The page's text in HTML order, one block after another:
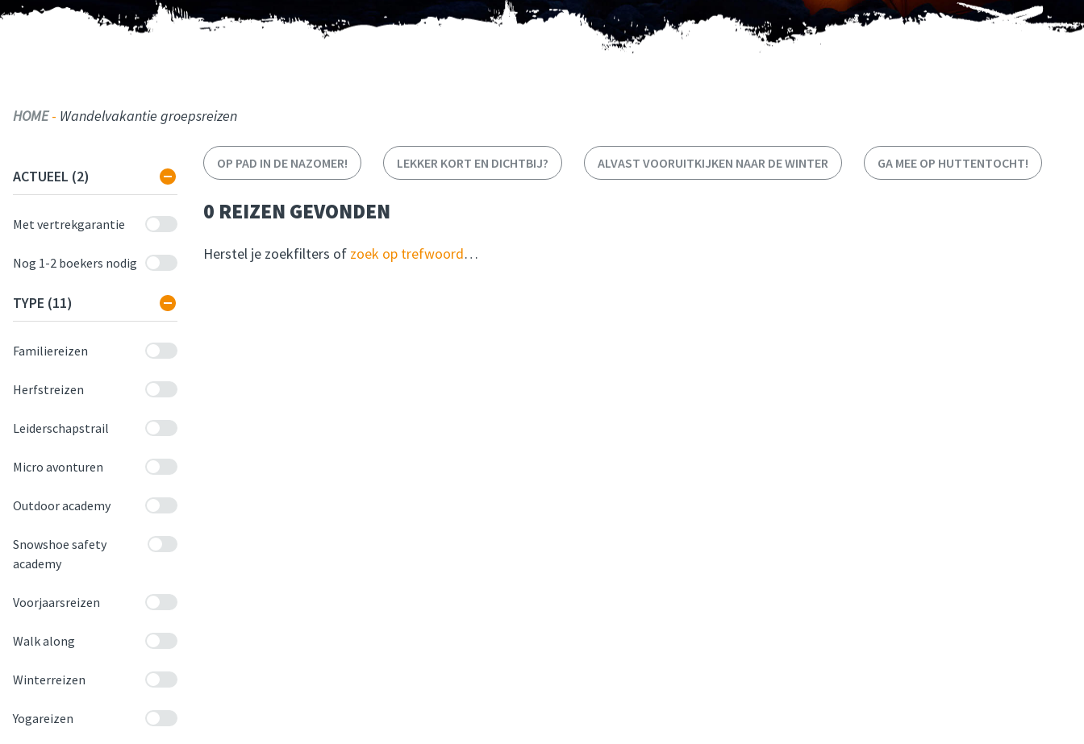
HOME- Wandelvakantie groepsreizen
FILTER OP
ACTUEEL (2)
Met vertrekgarantie
Nog 1-2 boekers nodig
FILTER OP
TYPE (11)
Familiereizen
Herfstreizen
Leiderschapstrail
Micro avonturen
Outdoor academy
Snowshoe safety
academy
Voorjaarsreizen
Walk along
Winterreizen
Yogareizen
OP PAD IN DE NAZOMER! LEKKER KORT EN DICHTBIJ? ALVAST VOORUITKIJKEN NAAR DE WINTER GA MEE OP HUTTENTOCHT!
0 REIZEN GEVONDEN
Herstel je zoekfilters of zoek op trefwoord…